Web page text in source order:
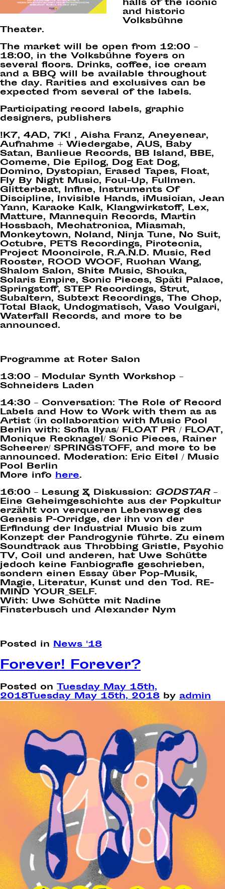
halls of the iconic
and historic
Volksbühne
Theater.
The market will be open from 12:00 –
18:00, in the Volksbühne foyers on
several floors. Drinks, coffee, ice cream
and a BBQ will be available throughout
the day. Rarities and exclusives can be
expected from several of the labels.
Participating record labels, graphic
designers, publishers
!K7, 4AD, 7K! , Aisha Franz, Aneyenear,
Aufnahme + Wiedergabe, AUS, Baby
Satan, Banlieue Records, BB Island, BBE,
Comeme, Die Epilog, Dog Eat Dog,
Domino, Dystopian, Erased Tapes, Float,
Fly By Night Music, Foul-Up, Fullmen.
Glitterbeat, Infine, Instruments Of
Discipline, Invisible Hands, iMusician, Jean
Yann, Karaoke Kalk, Klangwirkstoff, Lex,
Matture, Mannequin Records, Martin
Hossbach, Mechatronica, Miasmah,
Monkeytown, Noland, Ninja Tune, No Suit,
Octubre, PETS Recordings, Pirotecnia,
Project Mooncircle, R.A.N.D. Music, Red
Rooster, ROOD WOOF, Ruohan Wang,
Shalom Salon, Shite Music, Shouka,
Solaris Empire, Sonic Pieces, Späti Palace,
Springstoff, STEP Recordings, Strut,
Subaltern, Subtext Recordings, The Chop,
Total Black, Undogmatisch, Vaso Voulgari,
Waterfall Records, and more to be
announced.
Programme at Roter Salon
13:00 – Modular Synth Workshop –
Schneiders Laden
14:30 – Conversation: The Role of Record
Labels and How to Work with them as as
Artist (in collaboration with Music Pool
Berlin with: Sofia Ilyas/ FLOAT PR / FLOAT,
Monique Recknagel/ Sonic Pieces, Rainer
Scheerer/ SPRINGSTOFF, and more to be
announced. Moderation: Eric Eitel / Music
Pool Berlin
More info here.
16:00 – Lesung & Diskussion: GODSTAR–
Eine Geheimgeschichte aus der Popkultur
erzählt von verqueren Lebensweg des
Genesis P-Orridge, der ihn von der
Erfindung der Industrial Music bis zum
Konzept der Pandrogynie führte. Zu einem
Soundtrack aus Throbbing Gristle, Psychic
TV, Coil und anderen, hat Uwe Schütte
jedoch keine Fanbiografie geschrieben,
sondern einen Essay über Pop-Musik,
Magie, Literatur, Kunst und den Tod. RE-
MIND YOUR_SELF.
With: Uwe Schütte mit Nadine
Finsterbusch und Alexander Nym
Posted in News '18
Forever! Forever?
Posted on Tuesday May 15th,
2018Tuesday May 15th, 2018 by admin